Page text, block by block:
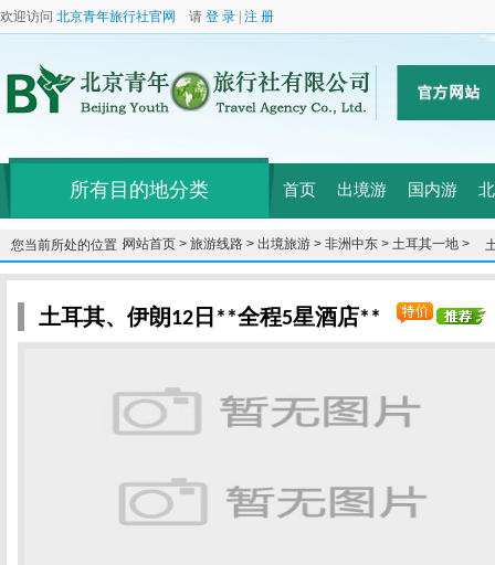
欢迎访问 北京青年旅行社官网 请 登 录 注 册
所有目的地分类 首页 出境游 国内游
您当前所处的位置：网站首页 > 旅游线路 > 出境旅游 > 非洲中东 > 土耳其一地 >
土耳其、伊朗12日**全程5星酒店**